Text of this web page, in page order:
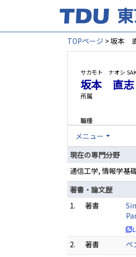
TOPページ > 坂本
サカモト ナオシ
坂本 直志
所属
職種
メニュー
現在の専門分野
通信工学, 情報学基
著書・論文歴
1.
著書
2. 著書
ペ